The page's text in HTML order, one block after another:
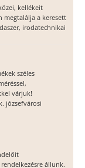
kellékeit
megtalálja a keresett
irodatechnikai
széles
várjuk!
józsefvárosi
állunk.